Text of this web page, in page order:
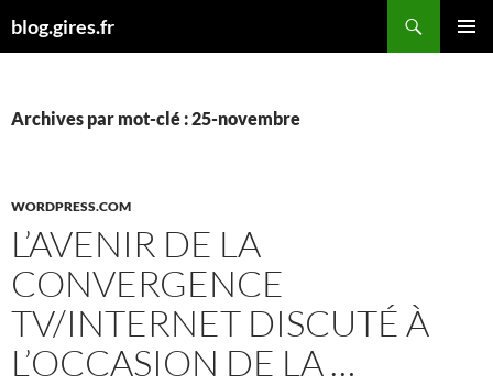
aublog.gires.fr
Archives par mot-clé : 25-novembre
WORDPRESS.COM
L’AVENIR DE LA
CONVERGENCE
TV/INTERNET DISCUTÉ À
L’OCCASION DE LA …